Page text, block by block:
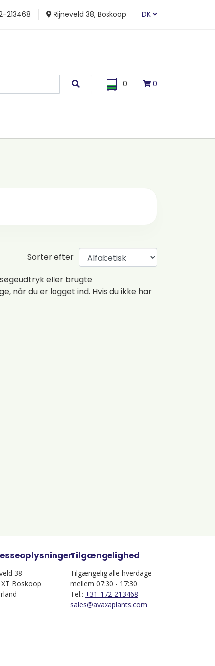
213468 Rijneveld 38, Boskoop DK
0 0
Sorter efter
eller brugte
når du er logget ind. Hvis du ikke har
38
XT Boskoop
Tilgængelighed
Tilgængelig alle hverdage
mellem 07:30 - 17:30
Tel.: +31-172-213468
sales@avaxaplants.com